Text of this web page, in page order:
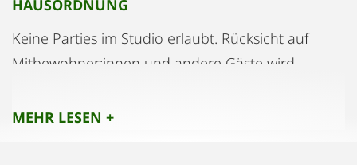
HAUSORDNUNG
Keine Parties im Studio erlaubt. Rücksicht auf
Mitbewohner:innen und andere Gäste wird
befinden sich in direkter Nähe die Räumlichkeiten
MEHR LESEN +